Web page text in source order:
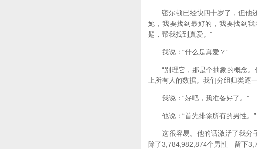
密尔顿已经快四十岁了，但他还
她，我要找到最好的，我要找到
题，帮我找到真爱。”
我说：“什么是真爱？”
“别理它，那是个抽象的概念。
上所有人的数据。我们分组归类逐
我说：“好吧，我准备好了。”
他说：“首先排除所有的男性。”
这很容易。他的话激活了我分子
除了3,784,982,874个男性，留下